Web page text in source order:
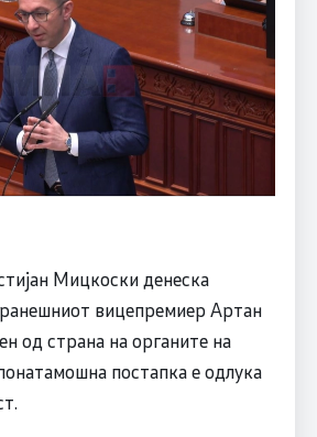
Мицкоски денеска
вицепремиер Артан
од страна на органите на
постапка е одлука